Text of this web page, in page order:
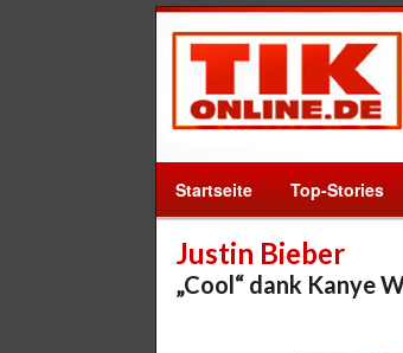
Startseite Top-Stories
Justin Bieber
„Cool“ dank Kanye